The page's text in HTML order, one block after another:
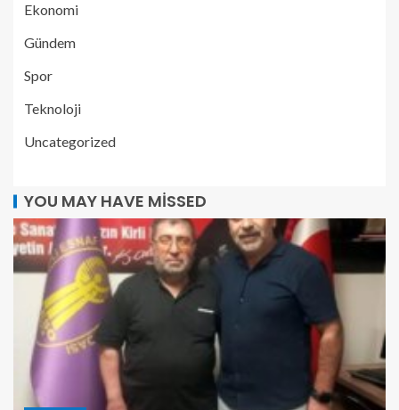
Ekonomi
Gündem
Spor
Teknoloji
Uncategorized
YOU MAY HAVE MISSED